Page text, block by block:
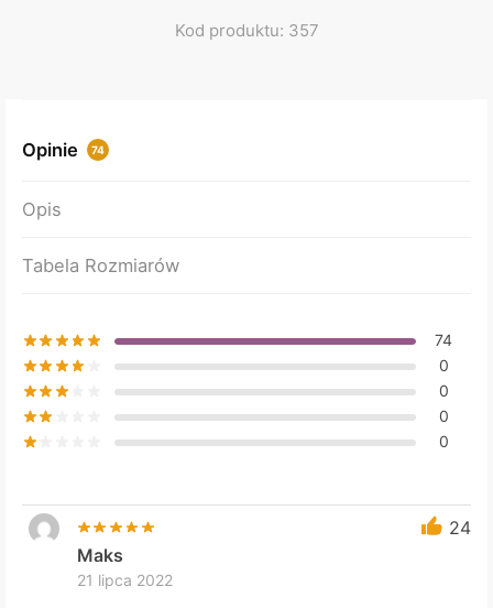
Kod produktu: 357
Opinie 74
Opis
Tabela Rozmiarów
74
0
0
0
0
24
Maks
21 lipca 2022